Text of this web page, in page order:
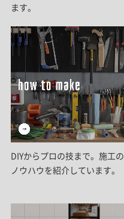
ます。
DIYからプロの技まで。施工の
ノウハウを紹介しています。